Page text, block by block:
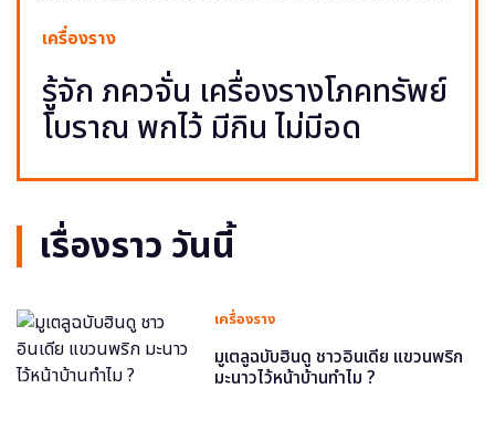
เครื่องราง
รู้จัก ภควจั่น เครื่องรางโภคทรัพย์
โบราณ พกไว้ มีกิน ไม่มีอด
เรื่องราว วันนี้
เครื่องราง
มูเตลูฉบับฮินดู ชาวอินเดีย แขวนพริก
มะนาวไว้หน้าบ้านทำไม ?